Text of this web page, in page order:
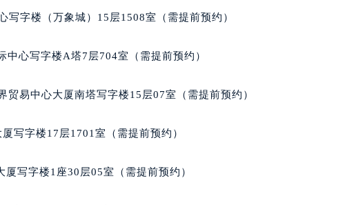
西津西路16号兰州中心写字楼21层2102室（需提前预约）
区会战大街欧米茄售后服务中心（需提前预约）
中央街欧米茄售后服务中心（需提前预约）
区长安路欧米茄售后服务中心（需提前预约）
区大同街欧米茄售后服务中心（需提前预约）
写字楼（万象城）15层1508室（需提前预约）
中心写字楼A塔7层704室（需提前预约）
贸易中心大厦南塔写字楼15层07室（需提前预约）
写字楼17层1701室（需提前预约）
写字楼1座30层05室（需提前预约）